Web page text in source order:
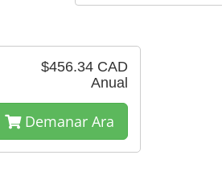
$456.34 CAD
Anual
Demanar Ara